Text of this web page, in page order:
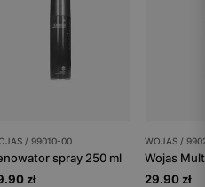
/ 99010-00
spray 250 ml
zł
WOJAS /
Wojas
29.90 zł